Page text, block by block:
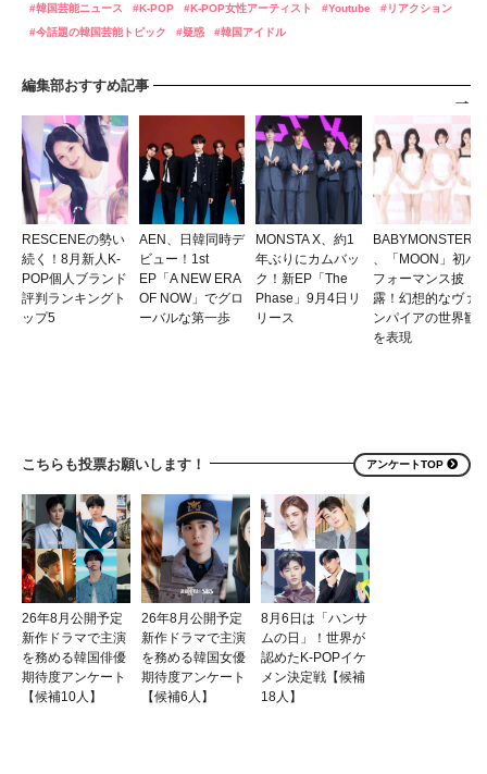
韓国芸能ニュース K-POP K-POP女性アーティスト Youtube
リアクション
今話題の韓国芸能トピック
疑惑 韓国アイドル
編集部おすすめ記事
RESCENEの勢い
続く！8月新人K-
POP個人ブランド
評判ランキングト
ップ5
AEN、日韓同時デ
ビュー！1st
EP「A NEW ERA
OF NOW」でグロ
ーバルな第一歩
MONSTA X、約1
年ぶりにカムバッ
ク！新EP「The
Phase」9月4日リ
リース
BABYMONSTER
、「MOON」初パ
フォーマンス披
露！幻想的なヴァ
ンパイアの世界観
を表現
こちらも投票お願いします！ アンケートTOP
26年8月公開予定
新作ドラマで主演
を務める韓国俳優
期待度アンケート
【候補10人】
26年8月公開予定
新作ドラマで主演
を務める韓国女優
期待度アンケート
【候補6人】
8月6日は「ハンサ
ムの日」！世界が
認めたK-POPイケ
メン決定戦【候補
18人】